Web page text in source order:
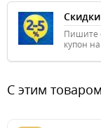
Пишите
купон
С этим